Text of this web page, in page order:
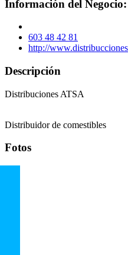
Información del Negocio:
603 48 42 81
http://
Descripción
Distribuciones ATSA
Distribuidor de comestibles
Fotos